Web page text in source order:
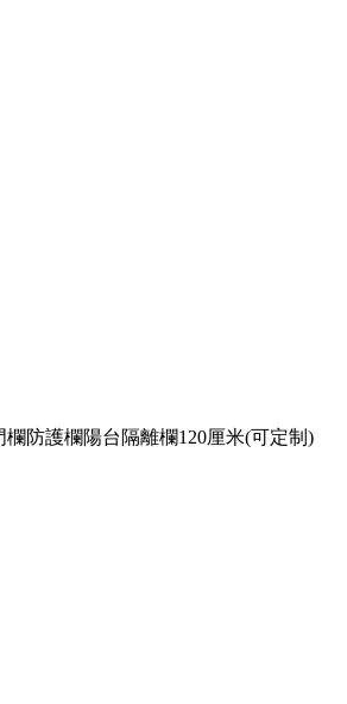
防護欄陽台隔離欄120厘米(可定制)